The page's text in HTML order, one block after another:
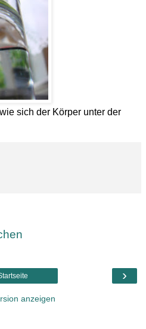
sich der Körper unter der
›
anzeigen